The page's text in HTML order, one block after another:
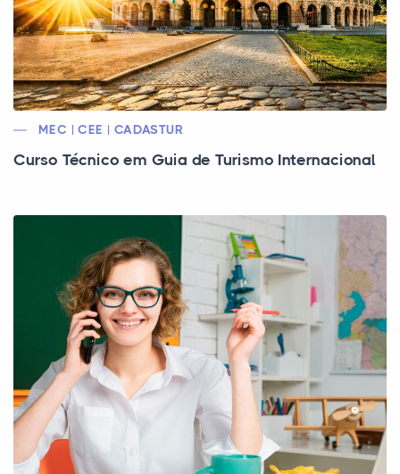
MEC | CEE | CADASTUR
Curso Técnico em Guia de Turismo Internacional